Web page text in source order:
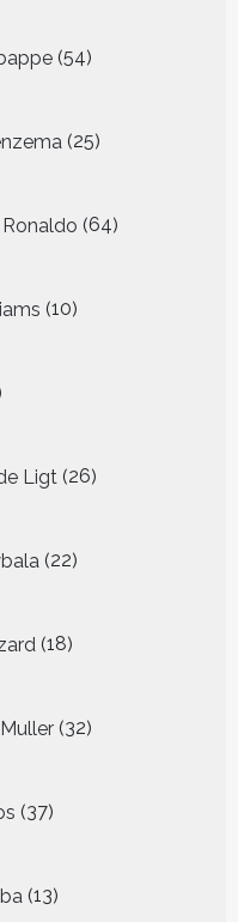
54
producten
25
producten
64
producten
10
producten
Ligt 26
producten
22
producten
18
producten
32
producten
37
producten
13
producten